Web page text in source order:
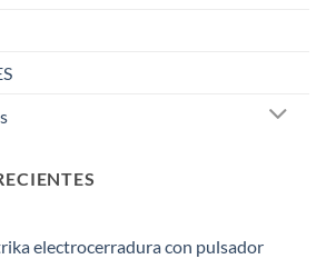
electrocerradura con pulsador